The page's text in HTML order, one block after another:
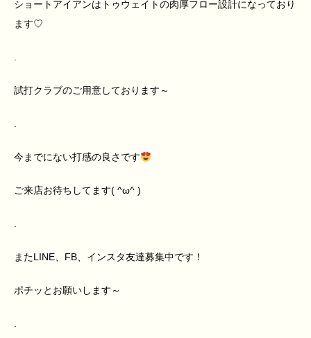
ショートアイアンはトゥウェイトの肉厚フロー設計になっており
ます♡
.
試打クラブのご用意しております～
.
今までにない打感の良さです
ご来店お待ちしてます( ^ω^ )
.
またLINE、FB、インスタ友達募集中です！
ポチッとお願いします～
.